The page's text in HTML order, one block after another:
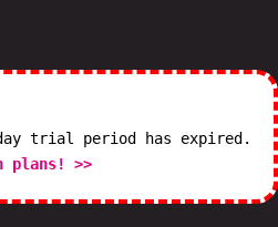
trial period has expired.
plans! >>